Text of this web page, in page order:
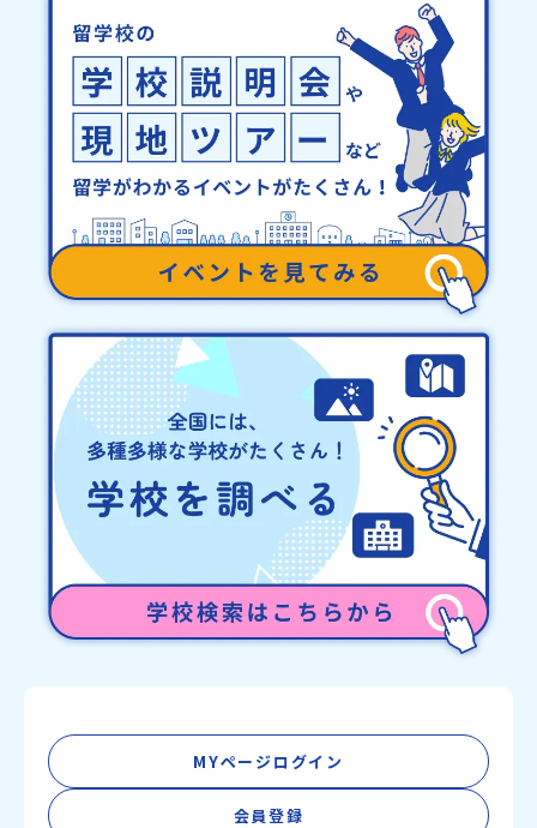
あたる日以前：無料・20日目-8日目：20％・7日目-2日目：30％・
プログラム開始日の前日：40％・プログラム開始日当日：50％・ご
連絡無しでの不参加またはプログラム開始後の解除：100％・催行中
止について天候などの状況等によって開催を見合わせる可能性があ
ります。その場合は原則、開催日1週間前までにご連絡いたします。
又、最少催行人数に達しなかった場合は、開催日3週間前までに催行
中止の旨をメールにてご連絡いたします。・よくあるご質問その
他、よくあるご質問についてはこちらをご確認ください。運営団体
について＜プログラム主催：一般財団法人地域・教育魅力化プラッ
トフォーム＞「意志ある若者にあふれる持続可能な地域・社会をつ
くる」というビジョンを掲げ、2017年3月に島根県に設立した教育
事業団体です。日本全国約200の高校と連携しながら、中学卒業後に
地域の枠を越えて生徒一人ひとりの夢や価値観に合った地域・学校
で1〜3年間過ごすことができるシステム「地域みらい留学」をはじ
めとした、教育事業や地域活性モデルをつくり続けています。名
称：一般財団法人地域・教育魅力化プラットフォーム設 立：2017
年3月代表者：岩本 悠所在地：〒690-0842 島根県松江市東本町二
丁目25-6 みらいBASE2階 その他所在地公式HP：http://c-
platform.or.jp/お問い合わせ先担当：小川・小原E-mail：
info@miratabi.jp「おためし地域留学体験」のプログラム開催情報
を公式LINEにて配信中！ぜひご登録ください♪地域みらい留学公式
LINE
MYページログイン
会員登録